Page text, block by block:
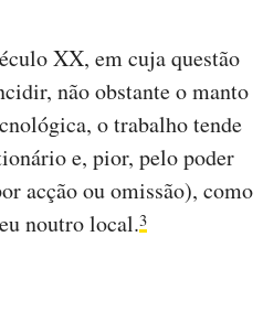
XX, em cuja questão
não obstante o manto
o trabalho tende
e, pior, pelo poder
acção ou omissão), como
noutro local.3